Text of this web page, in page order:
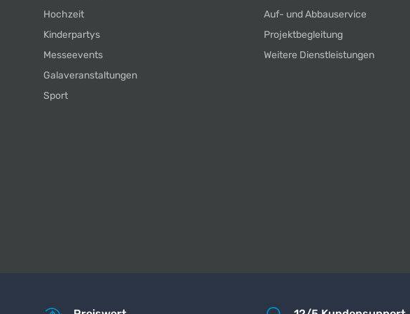
Hochzeit
Kinderpartys
Messeevents
Galaveranstaltungen
Sport
Auf- und Abbauservice
Projektbegleitung
Weitere Dienstleistungen